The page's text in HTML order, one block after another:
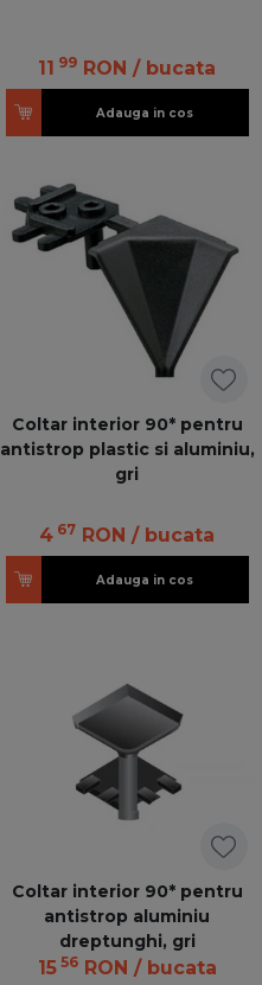
11 99 RON / bucata
Adauga in cos
Coltar interior 90* pentru
antistrop plastic si aluminiu,
gri
4 67 RON / bucata
Adauga in cos
Coltar interior 90* pentru
antistrop aluminiu
dreptunghi, gri
15 56 RON / bucata